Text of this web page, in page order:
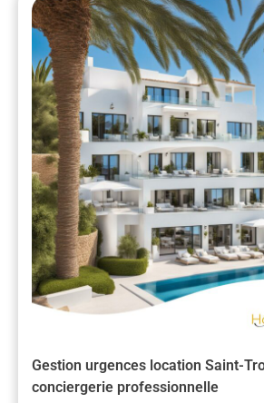
Gestion urgences location Saint-
conciergerie professionnelle